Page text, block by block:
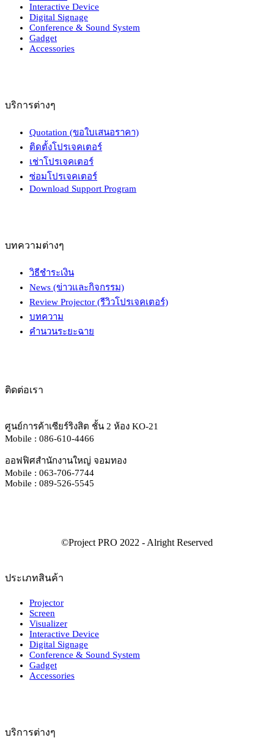
Interactive Device
Digital Signage
Conference & Sound System
Gadget
Accessories
บริการต่างๆ
Quotation (ขอใบเสนอราคา)
ติดตั้งโปรเจคเตอร์
เช่าโปรเจคเตอร์
ซ่อมโปรเจคเตอร์
Download Support Program
บทความต่างๆ
วิธีชำระเงิน
News (ข่าวและกิจกรรม)
Review Projector (รีวิวโปรเจคเตอร์)
บทความ
คำนวนระยะฉาย
ติดต่อเรา
ศูนย์การค้าเซียร์ริงสิต ชั้น 2 ห้อง KO-21
Mobile : 086-610-4466
ออฟฟิศสำนักงานใหญ่ จอมทอง
Mobile : 063-706-7744
Mobile : 089-526-5545
ประเภทสินค้า
Projector
Screen
Visualizer
Interactive Device
Digital Signage
Conference & Sound System
Gadget
Accessories
บริการต่างๆ